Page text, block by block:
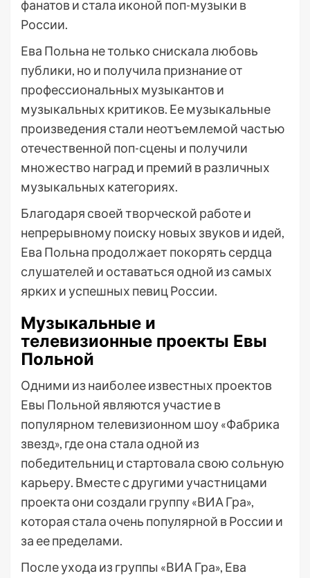
фанатов и стала иконой поп-музыки в
России.
Ева Польна не только снискала любовь
публики, но и получила признание от
профессиональных музыкантов и
музыкальных критиков. Ее музыкальные
произведения стали неотъемлемой частью
отечественной поп-сцены и получили
множество наград и премий в различных
музыкальных категориях.
Благодаря своей творческой работе и
непрерывному поиску новых звуков и идей,
Ева Польна продолжает покорять сердца
слушателей и оставаться одной из самых
ярких и успешных певиц России.
Музыкальные и
телевизионные проекты Евы
Польной
Одними из наиболее известных проектов
Евы Польной являются участие в
популярном телевизионном шоу «Фабрика
звезд», где она стала одной из
победительниц и стартовала свою сольную
карьеру. Вместе с другими участницами
проекта они создали группу «ВИА Гра»,
которая стала очень популярной в России и
за ее пределами.
После ухода из группы «ВИА Гра», Ева